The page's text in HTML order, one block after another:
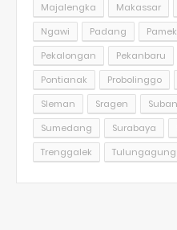
Majalengka
Makassar
Ngawi
Padang
Pekalongan
Pekanbaru
Pontianak
Probolinggo
Sleman
Sragen
Sumedang
Surabaya
Trenggalek
Tulungagung